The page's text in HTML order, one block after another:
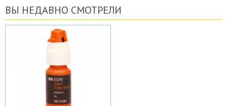
ВЫ НЕДАВНО СМОТРЕЛИ